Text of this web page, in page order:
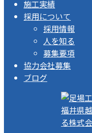
施工実績
採用について
採用情報
人を知る
募集要項
協力会社募集
ブログ